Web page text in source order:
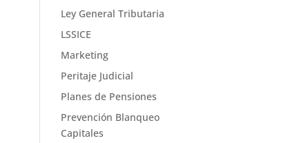
Ley General Tributaria
LSSICE
Marketing
Peritaje Judicial
Planes de Pensiones
Prevención Blanqueo
Capitales